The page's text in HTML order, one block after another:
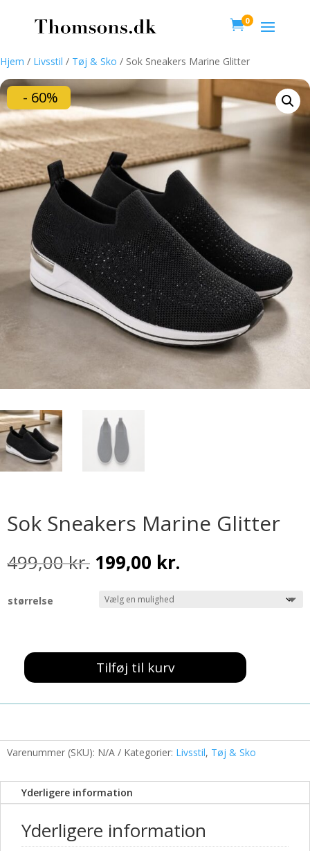
0
Hjem / Livsstil / Tøj & Sko / Sok Sneakers Marine Glitter
- 60%
Sok Sneakers Marine Glitter
499,00kr. Den
oprindelige
pris
var:
199,00 kr.
størrelse
Marine
Tilføj til kurv
Varenummer (SKU): N/A Kategorier: Livsstil, Tøj & Sko
Yderligere information
Yderligere information